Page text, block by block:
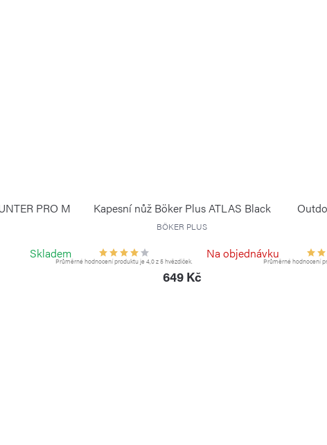
PRO M
Skladem
Kapesní nůž Böker Plus ATLAS Black
BÖKER PLUS
Průměrné hodnocení produktu je 4,0 z 5 hvězdiček.
Na objednávku
649 Kč
Průměrné hodnocení